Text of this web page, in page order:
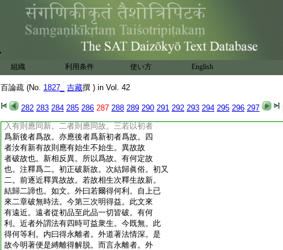
組織 利用条件 使い方 English
百論疏 (No. 1827_ 吉藏撰 ) in Vol. 42
282 283 284 285 286 287 288 289 290 291 292 293 294 295 296 297
之。若必言初新無有故者。是應常無。是以初
故隨之下第五總結。今諸法不住下第六結
無住時。外曰受新故故有現在時。上借新故
以破現在。外人便謂。論主受彼新故。若有新
故則有二義。一者既有新故始終則有中間
現在。二者取新故必現在時取。既有所取之
新故必有取新故之時也。内曰生故新異故
故。前借新故破現在。今破新故也。生故新者
破新也。汝言始生爲新者。故法始生便應是
新。汝新法始出空入有既名爲新。故法亦始
入有則應同新。二者則應同故。三若以初者
爲新後者爲故。亦應後者爲新初者爲故。四
者汝有新有故則應有始生不始生。異故故
者破故也。新相反異。所以爲故。有何定故
也。注釋爲二。初正破新故。次結歸眞俗。初又
二。前逐近釋異故故。若故相生次釋生故新。
結歸二諦也。如文。外曰若爾得何利。自上已
來二章破無時法。今第三次明得益。此文來
有遠近。遠者從初品至此品一切皆破。有何
利。近者外謂法有四時可益衆生。今既無。此
得何等利。内曰得永離者。外道著法情深。是
故今明著便是縛離得解脱。而言永離者。外